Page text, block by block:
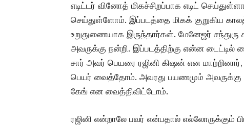
எடிட்டர் வினோத் மிகச்சிறப்பாக எடிட்
செய்துள்ளோம். இப்படத்தை மிகக் குறுகிய
உறுதுணையாக இருந்தார்கள். மேனேஜர் சந்துரு
அவருக்கு நன்றி. இப்படத்திற்கு என்ன
சார் அவர் பெயரை ரஜினி கிஷன் என
பெயர் வைத்தோம். அவரது பயணமும் அவருக்கு
கேங் என வைத்திவிட்டோம்.
ரஜினி என்றாலே பவர் என்பதால் எல்லோருக்கும்